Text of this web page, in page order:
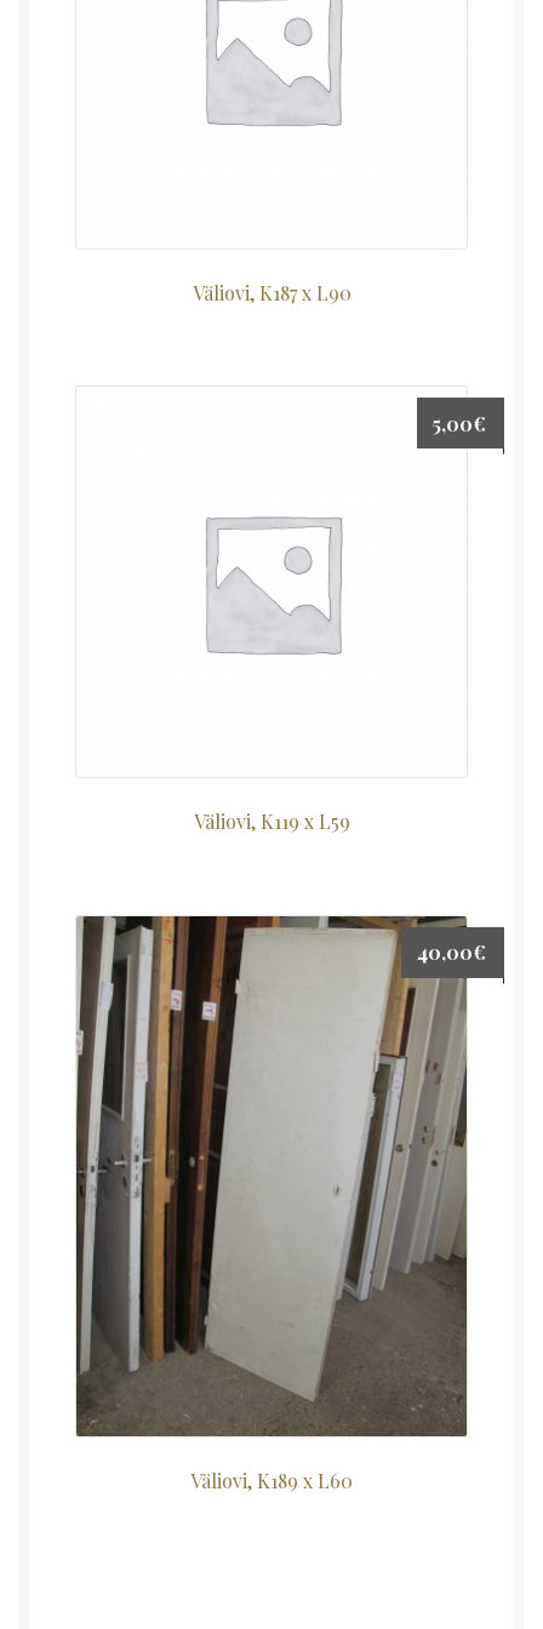
Väliovi, K187 x L90
Väliovi, K119 x L59
5,00€
Väliovi, K189 x L60
40,00€